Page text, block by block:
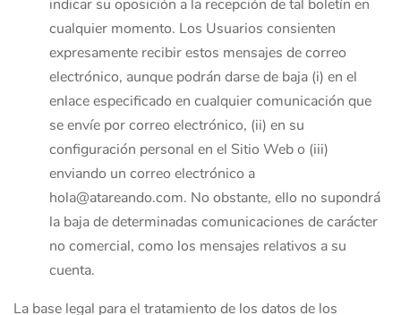
indicar su oposición a la recepción de tal boletín en
cualquier momento. Los Usuarios consienten
expresamente recibir estos mensajes de correo
electrónico, aunque podrán darse de baja (i) en el
enlace especificado en cualquier comunicación que
se envíe por correo electrónico, (ii) en su
configuración personal en el Sitio Web o (iii)
enviando un correo electrónico a
hola@atareando.com. No obstante, ello no supondrá
la baja de determinadas comunicaciones de carácter
no comercial, como los mensajes relativos a su
cuenta.
La base legal para el tratamiento de los datos de los